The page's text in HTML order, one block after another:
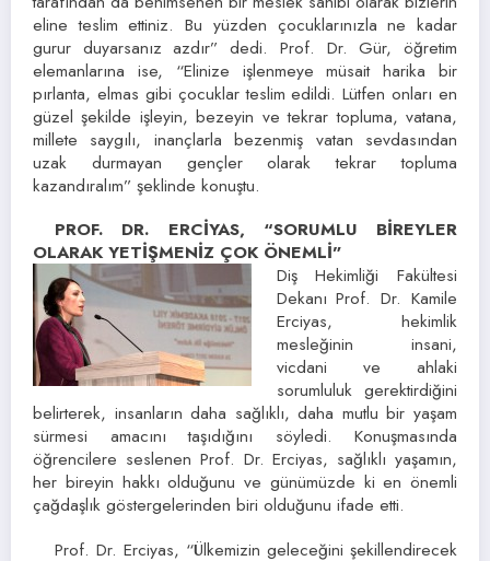
eline teslim ettiniz. Bu yüzden çocuklarınızla ne kadar
gurur duyarsanız azdır” dedi. Prof. Dr. Gür, öğretim
elemanlarına ise, “Elinize işlenmeye müsait harika bir
pırlanta, elmas gibi çocuklar teslim edildi. Lütfen onları en
güzel şekilde işleyin, bezeyin ve tekrar topluma, vatana,
millete saygılı, inançlarla bezenmiş vatan sevdasından
uzak durmayan gençler olarak tekrar topluma
kazandıralım” şeklinde konuştu.
PROF. DR. ERCİYAS, “SORUMLU BİREYLER
OLARAK YETİŞMENİZ ÇOK ÖNEMLİ”
Diş Hekimliği Fakültesi
Dekanı Prof. Dr. Kamile
Erciyas, hekimlik
mesleğinin insani,
vicdani ve ahlaki
sorumluluk gerektirdiğini
belirterek, insanların daha sağlıklı, daha mutlu bir yaşam
sürmesi amacını taşıdığını söyledi. Konuşmasında
öğrencilere seslenen Prof. Dr. Erciyas, sağlıklı yaşamın,
her bireyin hakkı olduğunu ve günümüzde ki en önemli
çağdaşlık göstergelerinden biri olduğunu ifade etti.
Prof. Dr. Erciyas, “Ülkemizin geleceğini şekillendirecek